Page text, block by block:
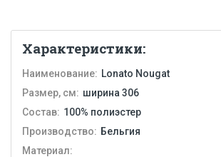
Характеристики:
Наименование: Lonato Nougat
Размер, см: ширина 306
Состав: 100% полиэстер
Производство: Бельгия
Материал: